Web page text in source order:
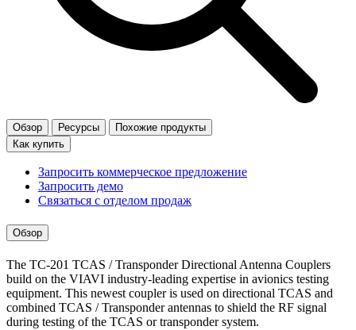
Обзор Ресурсы
Похожие продукты
Как купить
Запросить коммерческое предложение
Запросить демо
Связаться с отделом продаж
Обзор
The TC-201 TCAS / Transponder Directional Antenna Couplers
build on the VIAVI industry-leading expertise in avionics testing
equipment. This newest coupler is used on directional TCAS and
combined TCAS / Transponder antennas to shield the RF signal
during testing of the TCAS or transponder system.